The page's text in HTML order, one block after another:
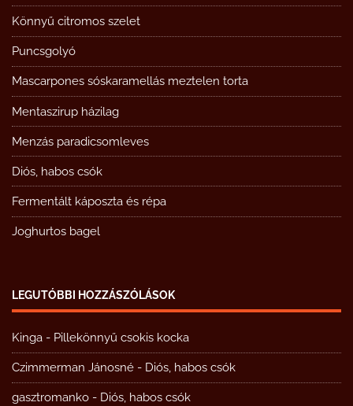
Könnyű citromos szelet
Puncsgolyó
Mascarpones sóskaramellás meztelen torta
Mentaszirup házilag
Menzás paradicsomleves
Diós, habos csók
Fermentált káposzta és répa
Joghurtos bagel
LEGUTÓBBI HOZZÁSZÓLÁSOK
Kinga - Pillekönnyű csokis kocka
Czimmerman Jánosné - Diós, habos csók
gasztromanko - Diós, habos csók